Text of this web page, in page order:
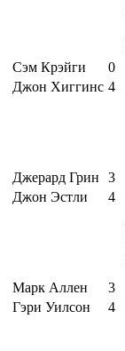
Сэм Крэйги
0
Джон Хиггинс 4
Джерард Грин
3
Джон Эстли
4
Марк Аллен
3
Гэри Уилсон
4